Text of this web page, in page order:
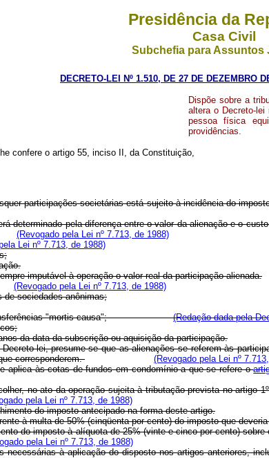
Presidência da
Casa Civil
Subchefia para Assuntos
DECRETO-LEI Nº 1.510, DE 27 DE DEZEMBRO
Dispõe sobre a
altera o Decreto-lei
pessoa física
providências.
confere o artigo 55, inciso II, da Constituição,
participações societárias está sujeito à incidência do
determinado pela diferença entre o valor da alienação e o
(Revogado pela Lei nº 7.713, de 1988)
Lei nº 7.713, de 1988)
imputável à operação o valor real da participação alienada.
(Revogado pela Lei nº 7.713, de 1988)
sociedades anônimas;
nas transferências "mortis causa";(Redação dada pela
da data da subscrição ou aquisição da participação.
lei, presume-se que as alienações se referem às
corresponderem.
(Revogado pela Lei nº
aplica às cotas de fundos em condomínio a que se refere o
no ato da operação sujeita à tributação prevista no
pela Lei nº 7.713, de 1988)
do imposto antecipado na forma deste artigo.
à multa de 50% (cinqüenta por cento) do imposto que
do imposto à alíquota de 25% (vinte e cinco por cento)
pela Lei nº 7.713, de 1988)
necessárias à aplicação do disposto nos artigos anteriores,